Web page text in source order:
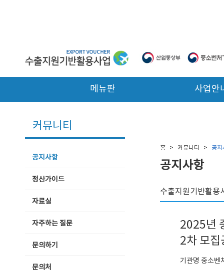
메뉴판 사업안
커뮤니티
공지사항
정산가이드
자료실
자주하는 질문
문의하기
문의처
홈 > 커뮤니티 > 공지
공지사항
수출지원기반활용
2025년
2차 모
기관명 중소벤